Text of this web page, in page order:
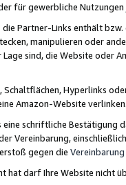
für gewerbliche
die Partner-Links enthält
manipulieren oder
sind, die Website oder
Schaltflächen, Hyperlinks
Amazon-Website
eine schriftliche
Vereinbarung,
gegen die Vereinbarung
hat darf Ihre Website nicht